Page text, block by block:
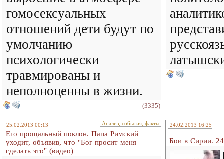
гомосексуальных
отношений дети будут по
умолчанию
психологически
травмированы и
неполноценны в жизни.
(3335)
25.02.2013 00:13 Анализ, события, факты
Его прощальный поклон. Папа Римский
уходит, объявив, что "Бог просит меня
сделать это" (видео)
24.02.2013 16:25
Бои в Сирии.